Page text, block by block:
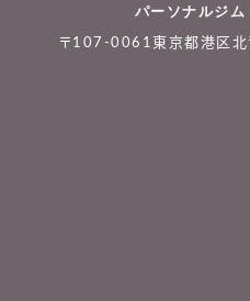
パーソナルジ
〒107-0061東京都港区